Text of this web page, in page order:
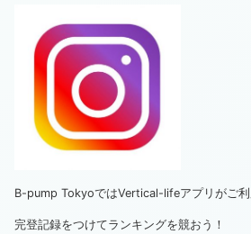
B-pump TokyoではVertical-lifeアプリがご利
完登記録をつけてランキングを競おう！